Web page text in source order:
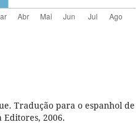
Tradução para o espanhol de
2006.